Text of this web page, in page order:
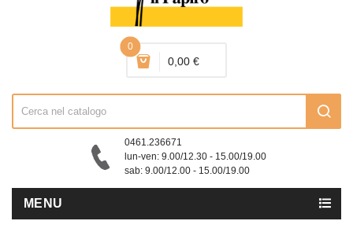
0
0,00 €
0461.236671
lun-ven: 9.00/12.30 - 15.00/19.00
sab: 9.00/12.00 - 15.00/19.00
MENU